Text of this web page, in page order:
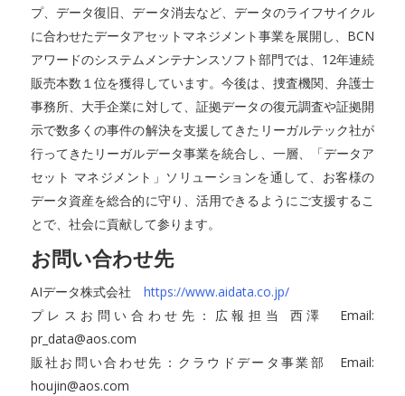
プ、データ復旧、データ消去など、データのライフサイクル
に合わせたデータアセットマネジメント事業を展開し、BCN
アワードのシステムメンテナンスソフト部門では、12年連続
販売本数１位を獲得しています。今後は、捜査機関、弁護士
事務所、大手企業に対して、証拠データの復元調査や証拠開
示で数多くの事件の解決を支援してきたリーガルテック社が
行ってきたリーガルデータ事業を統合し、一層、「データア
セット マネジメント」ソリューションを通して、お客様の
データ資産を総合的に守り、活用できるようにご支援するこ
とで、社会に貢献して参ります。
お問い合わせ先
AIデータ株式会社 https://www.aidata.co.jp/
プレスお問い合わせ先：広報担当 西澤 Email:
pr_data@aos.com
販社お問い合わせ先：クラウドデータ事業部 Email:
houjin@aos.com